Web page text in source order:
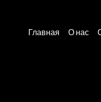
Главная О нас